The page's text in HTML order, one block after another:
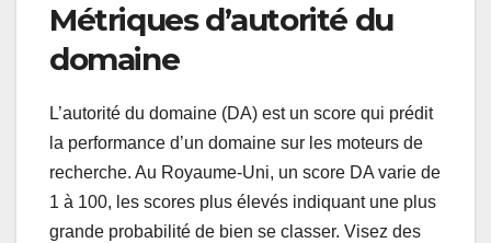
Métriques d’autorité du
domaine
L’autorité du domaine (DA) est un score qui prédit
la performance d’un domaine sur les moteurs de
recherche. Au Royaume-Uni, un score DA varie de
1 à 100, les scores plus élevés indiquant une plus
grande probabilité de bien se classer. Visez des